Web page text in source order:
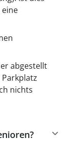
abgestellt
nichts